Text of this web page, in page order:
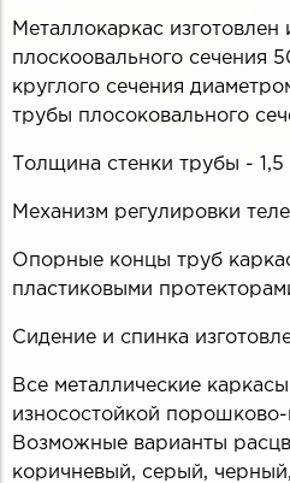
Металлокаркас изготовлен
плоскоовального сечения
круглого сечения
трубы плосоковального
Толщина стенки трубы - 1,5
Механизм регулировки
Опорные концы труб
пластиковыми
Сидение и спинка
Все металлические
износостойкой
Возможные варианты
коричневый, серый,